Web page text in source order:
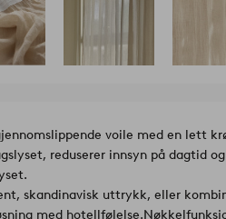
voile med en lett
reduserer innsyn på dagtid og
skandinavisk uttrykk, eller
med hotellfølelse.